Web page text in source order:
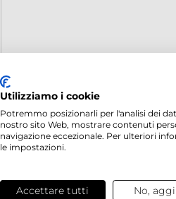
Utilizziamo i cookie
Potremmo posizionarli per l'analisi dei
nostro sito Web, mostrare contenuti
navigazione eccezionale. Per ulteriori
le impostazioni.
Accettare tutti No,